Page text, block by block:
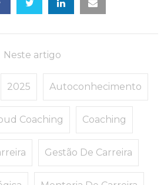
Neste artigo
2025 Autoconhecimento
Coaching Coaching
Gestão De Carreira